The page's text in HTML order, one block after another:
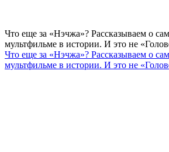
Что еще за «Нэчжа»? Рассказываем о
мультфильме в истории. И это не
Что еще за «Нэчжа»? Рассказываем о
мультфильме в истории. И это не